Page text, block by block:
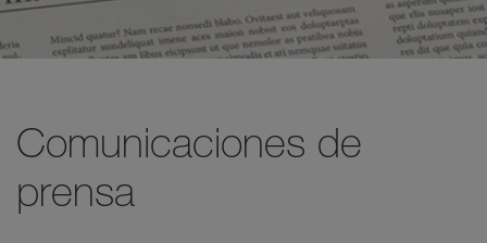
Comunicaciones de
prensa